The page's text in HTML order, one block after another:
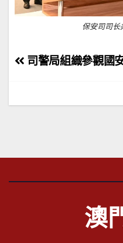
保安司司长
文
導
司警局組織參觀國
澳